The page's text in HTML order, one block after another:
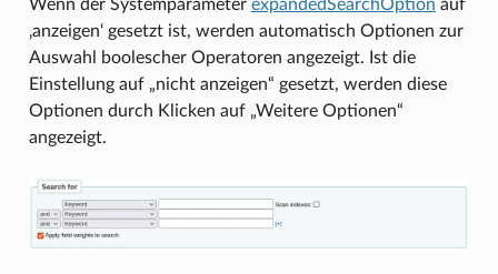
Wenn der Systemparameter expandedSearchOption auf
‚anzeigen‘ gesetzt ist, werden automatisch Optionen zur
Auswahl boolescher Operatoren angezeigt. Ist die
Einstellung auf „nicht anzeigen“ gesetzt, werden diese
Optionen durch Klicken auf „Weitere Optionen“
angezeigt.